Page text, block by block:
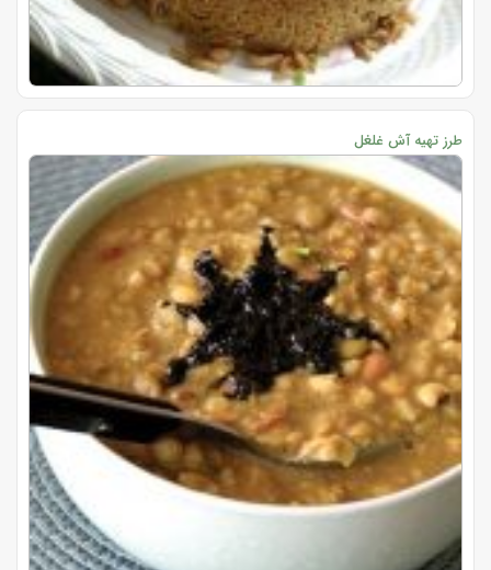
طرز تهیه آش غلغل